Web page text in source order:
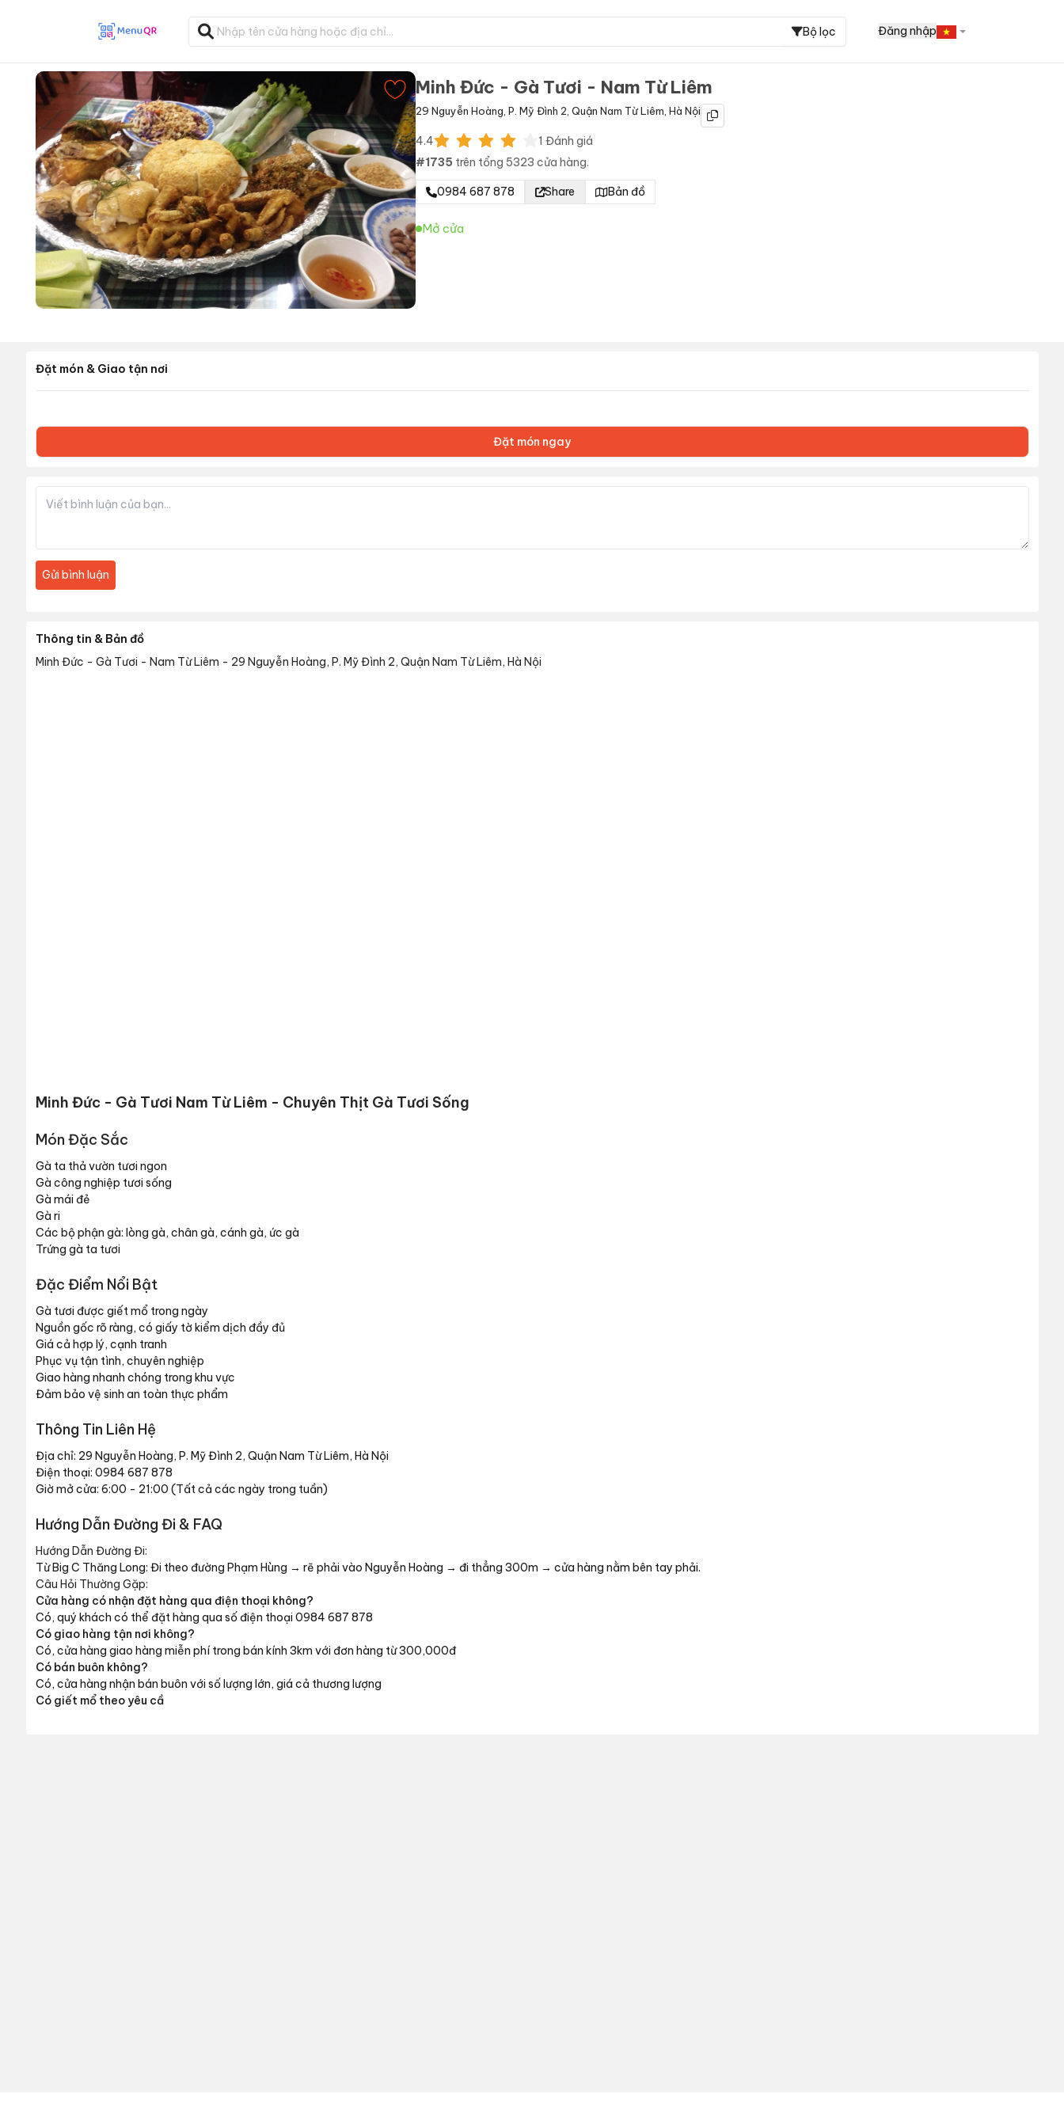
Bộ lọc Đăng nhập
Minh Đức - Gà Tươi - Nam Từ Liêm
29 Nguyễn Hoàng P. Mỹ Đình 2 Quận Nam Từ Liêm Hà Nội
4.4 1 Đánh giá
#1735 trên tổng 5323 cửa hàng.
0984 687 878 Share Bản đồ
Mở cửa
Đặt món & Giao tận nơi
Đặt món ngay
Gửi bình luận
Thông tin & Bản đồ
Minh Đức - Gà Tươi - Nam Từ Liêm - 29 Nguyễn Hoàng, P. Mỹ Đình 2, Quận Nam Từ Liêm, Hà Nội
Minh Đức - Gà Tươi Nam Từ Liêm - Chuyên Thịt Gà Tươi Sống
Món Đặc Sắc
Gà ta thả vườn tươi ngon
Gà công nghiệp tươi sống
Gà mái đẻ
Gà ri
Các bộ phận gà: lòng gà, chân gà, cánh gà, ức gà
Trứng gà ta tươi
Đặc Điểm Nổi Bật
Gà tươi được giết mổ trong ngày
Nguồn gốc rõ ràng, có giấy tờ kiểm dịch đầy đủ
Giá cả hợp lý, cạnh tranh
Phục vụ tận tình, chuyên nghiệp
Giao hàng nhanh chóng trong khu vực
Đảm bảo vệ sinh an toàn thực phẩm
Thông Tin Liên Hệ
Địa chỉ: 29 Nguyễn Hoàng, P. Mỹ Đình 2, Quận Nam Từ Liêm, Hà Nội
Điện thoại: 0984 687 878
Giờ mở cửa: 6:00 - 21:00 (Tất cả các ngày trong tuần)
Hướng Dẫn Đường Đi & FAQ
Hướng Dẫn Đường Đi:
Từ Big C Thăng Long: Đi theo đường Phạm Hùng → rẽ phải vào Nguyễn Hoàng → đi thẳng 300m → cửa hàng nằm bên tay phải.
Câu Hỏi Thường Gặp:
Cửa hàng có nhận đặt hàng qua điện thoại không?
Có, quý khách có thể đặt hàng qua số điện thoại 0984 687 878
Có giao hàng tận nơi không?
Có, cửa hàng giao hàng miễn phí trong bán kính 3km với đơn hàng từ 300,000đ
Có bán buôn không?
Có, cửa hàng nhận bán buôn với số lượng lớn, giá cả thương lượng
Có giết mổ theo yêu cầ